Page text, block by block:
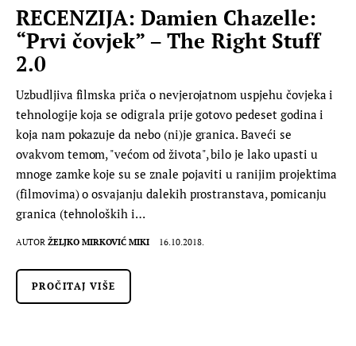
RECENZIJA: Damien Chazelle:
“Prvi čovjek” – The Right Stuff
2.0­
Uzbudljiva filmska priča o nevjerojatnom uspjehu čovjeka i
tehnologije koja se odigrala prije gotovo pedeset godina i
koja nam pokazuje da nebo (ni)je granica. Baveći se
ovakvom temom, "većom od života", bilo je lako upasti u
mnoge zamke koje su se znale pojaviti u ranijim projektima
(filmovima) o osvajanju dalekih prostranstava, pomicanju
granica (tehnoloških i…
AUTOR ŽELJKO MIRKOVIĆ MIKI 16.10.2018.
PROČITAJ VIŠE